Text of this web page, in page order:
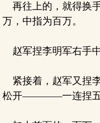
再往上的，就得换
万，中指为百万。
赵军捏李明军右手
紧接着，赵军又捏
松开————一连捏五